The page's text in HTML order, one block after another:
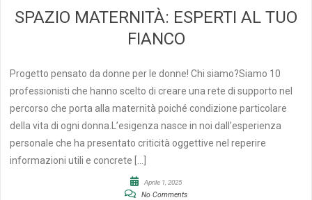
SPAZIO MATERNITÀ: ESPERTI AL TUO
FIANCO
Progetto pensato da donne per le donne! Chi siamo?Siamo 10
professionisti che hanno scelto di creare una rete di supporto nel
percorso che porta alla maternità poiché condizione particolare
della vita di ogni donna.L’esigenza nasce in noi dall’esperienza
personale che ha presentato criticità oggettive nel reperire
informazioni utili e concrete […]
Aprile 1, 2025
No Comments